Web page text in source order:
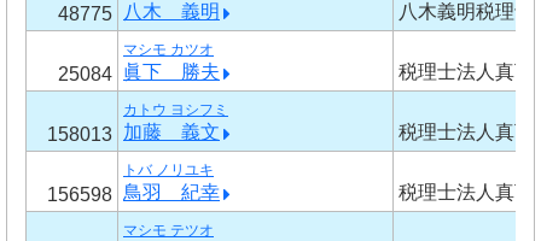
48775 八木 義明 八木義明税理士
25084
マシモ カツオ
眞下 勝夫 税理士法人真
158013
カトウ ヨシフミ
加藤 義文 税理士法人真下
156598
トバ ノリユキ
鳥羽 紀幸 税理士法人真下
マシモ テツオ